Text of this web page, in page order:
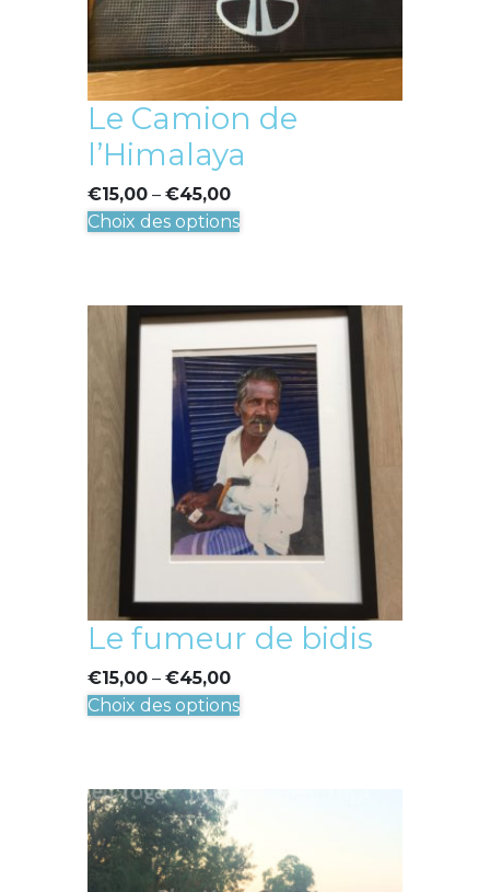
page
du
produit
Le Camion de
l’Himalaya
€15,00 – €45,00
Choix des optionsCe
variations.
Les
options
peuvent
être
choisies
sur
la
page
du
Le fumeur de bidis
€15,00 – €45,00
Choix des optionsCe
options
peuvent